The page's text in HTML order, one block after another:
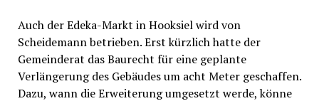
Auch der Edeka-Markt in Hooksiel wird von
Scheidemann betrieben. Erst kürzlich hatte der
Gemeinderat das Baurecht für eine geplante
Verlängerung des Gebäudes um acht Meter geschaffen.
Dazu, wann die Erweiterung umgesetzt werde, könne